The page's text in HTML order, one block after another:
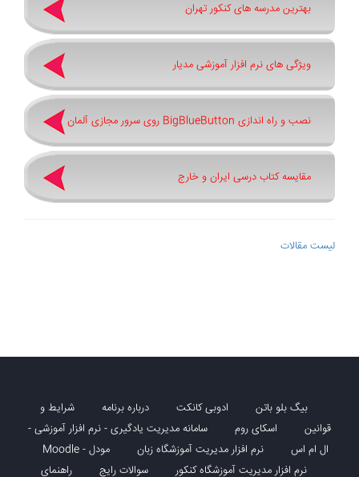
بهترین مدرسه های کنکور تهران
ویژگی های نرم افزار آموزشی مدیار
نصب و راه اندازی BigBlueButton روی سرور مجازی آلمان
مقایسه کتاب درسی ایران و خارج
لیست مقالات
بیگ بلو باتن ادوبی کانکت درباره برنامه
شرایط و
قوانین
اسکای روم
سامانه مدیریت یادگیری - نرم افزار آموزشی -
ال ام اس
نرم افزار مدیریت آموزشگاه زبان
مودل - Moodle
نرم افزار مدیریت آموزشگاه کنکور
سوالات رایج راهنمای